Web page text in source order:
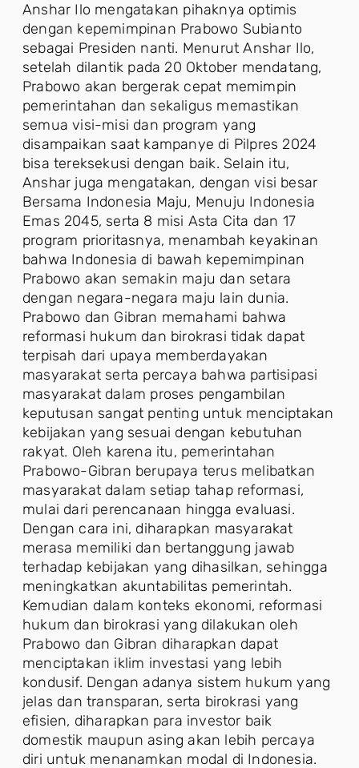
Anshar Ilo mengatakan pihaknya optimis
dengan kepemimpinan Prabowo Subianto
sebagai Presiden nanti. Menurut Anshar Ilo,
setelah dilantik pada 20 Oktober mendatang,
Prabowo akan bergerak cepat memimpin
pemerintahan dan sekaligus memastikan
semua visi-misi dan program yang
disampaikan saat kampanye di Pilpres 2024
bisa tereksekusi dengan baik. Selain itu,
Anshar juga mengatakan, dengan visi besar
Bersama Indonesia Maju, Menuju Indonesia
Emas 2045, serta 8 misi Asta Cita dan 17
program prioritasnya, menambah keyakinan
bahwa Indonesia di bawah kepemimpinan
Prabowo akan semakin maju dan setara
dengan negara-negara maju lain dunia.
Prabowo dan Gibran memahami bahwa
reformasi hukum dan birokrasi tidak dapat
terpisah dari upaya memberdayakan
masyarakat serta percaya bahwa partisipasi
masyarakat dalam proses pengambilan
keputusan sangat penting untuk menciptakan
kebijakan yang sesuai dengan kebutuhan
rakyat. Oleh karena itu, pemerintahan
Prabowo-Gibran berupaya terus melibatkan
masyarakat dalam setiap tahap reformasi,
mulai dari perencanaan hingga evaluasi.
Dengan cara ini, diharapkan masyarakat
merasa memiliki dan bertanggung jawab
terhadap kebijakan yang dihasilkan, sehingga
meningkatkan akuntabilitas pemerintah.
Kemudian dalam konteks ekonomi, reformasi
hukum dan birokrasi yang dilakukan oleh
Prabowo dan Gibran diharapkan dapat
menciptakan iklim investasi yang lebih
kondusif. Dengan adanya sistem hukum yang
jelas dan transparan, serta birokrasi yang
efisien, diharapkan para investor baik
domestik maupun asing akan lebih percaya
diri untuk menanamkan modal di Indonesia.